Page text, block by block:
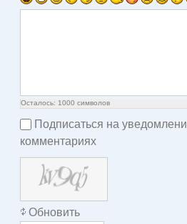
Осталось: 1000 символов
Подписаться на
комментариях
Обновить